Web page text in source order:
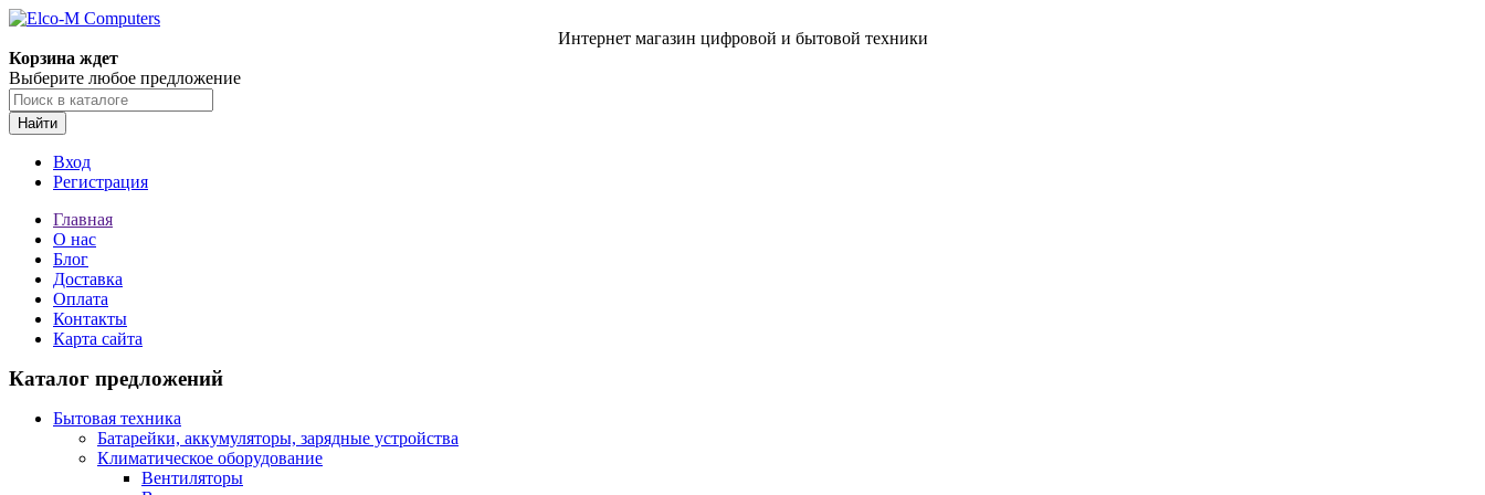
Интернет магазин цифровой и бытовой техники
Корзина ждет
Выберите любое предложение
Найти
Вход
Регистрация
Главная
О нас
Блог
Доставка
Оплата
Контакты
Карта сайта
Каталог предложений
Бытовая техника
Батарейки, аккумуляторы, зарядные устройства
Климатическое оборудование
Вентиляторы